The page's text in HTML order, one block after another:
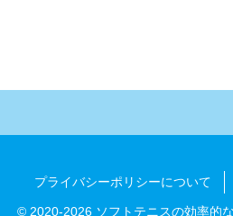
プライバシーポリシーについて
© 2020-2026 ソフトテニスの効率的